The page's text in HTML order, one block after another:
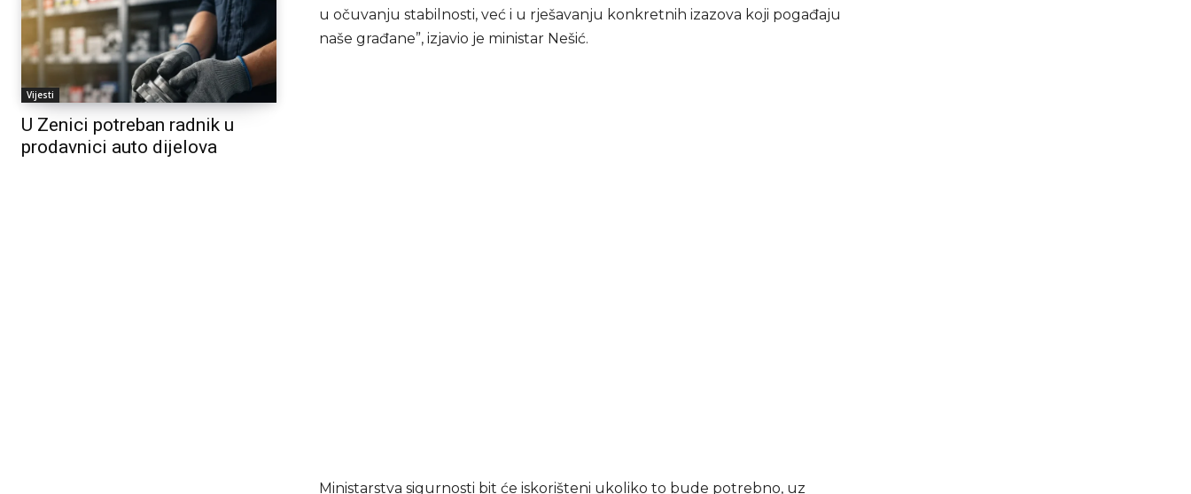
Vijesti
U Zenici potreban radnik u
prodavnici auto dijelova
u očuvanju stabilnosti, već i u rješavanju konkretnih izazova koji pogađaju
naše građane”, izjavio je ministar Nešić.
Ministarstva sigurnosti bit će iskorišteni ukoliko to bude potrebno, uz